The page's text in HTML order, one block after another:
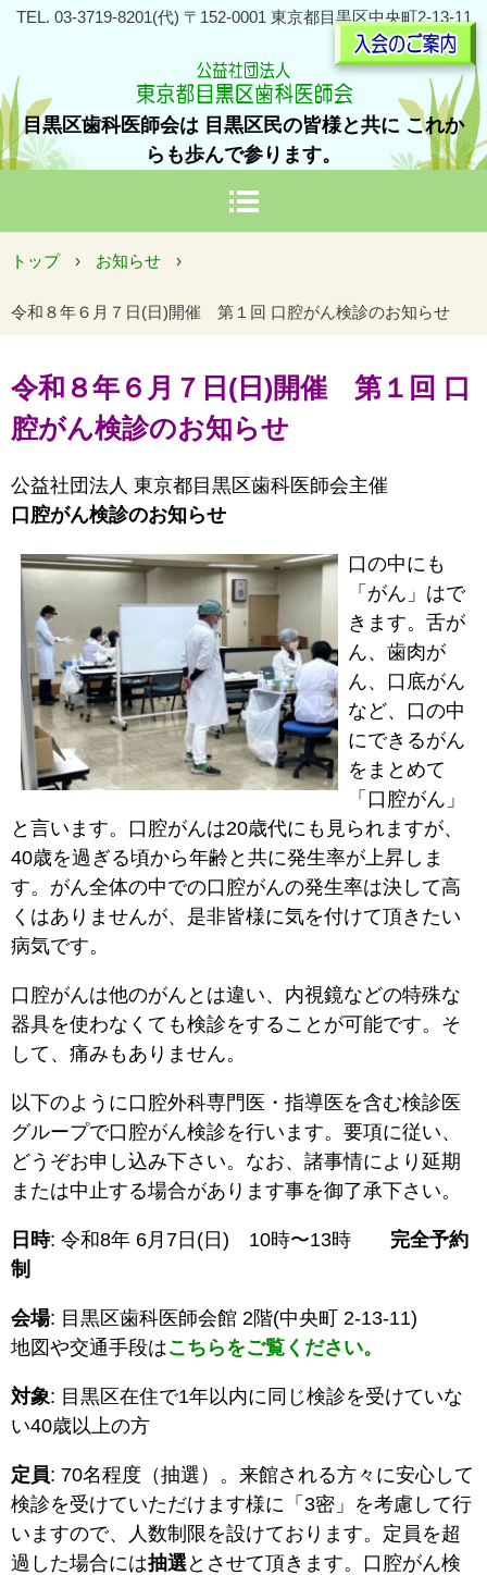
TEL. 03-3719-8201(代) 〒152-0001 東京都目黒区中央町2-13-11
目黒区歯科医師会は 目黒区民の皆様と共に これか
らも歩んで参ります。
トップ › お知らせ ›
令和８年６月７日(日)開催 第１回 口腔がん検診のお知らせ
令和８年６月７日(日)開催 第１回 口
腔がん検診のお知らせ
公益社団法人 東京都目黒区歯科医師会主催
口腔がん検診のお知らせ
口の中にも
「がん」はで
きます。舌が
ん、歯肉が
ん、口底がん
など、口の中
にできるがん
をまとめて
「口腔がん」
と言います。口腔がんは20歳代にも見られますが、
40歳を過ぎる頃から年齢と共に発生率が上昇しま
す。がん全体の中での口腔がんの発生率は決して高
くはありませんが、是非皆様に気を付けて頂きたい
病気です。
口腔がんは他のがんとは違い、内視鏡などの特殊な
器具を使わなくても検診をすることが可能です。そ
して、痛みもありません。
以下のように口腔外科専門医・指導医を含む検診医
グループで口腔がん検診を行います。要項に従い、
どうぞお申し込み下さい。なお、諸事情により延期
または中止する場合があります事を御了承下さい。
日時: 令和8年 6月7日(日) 10時〜13時 完全予約
制
会場: 目黒区歯科医師会館 2階(中央町 2-13-11)
地図や交通手段はこちらをご覧ください。
対象: 目黒区在住で1年以内に同じ検診を受けていな
い40歳以上の方
定員: 70名程度（抽選）。来館される方々に安心して
検診を受けていただけます様に「3密」を考慮して行
いますので、人数制限を設けております。定員を超
過した場合には抽選 とさせて頂きます。口腔がん検